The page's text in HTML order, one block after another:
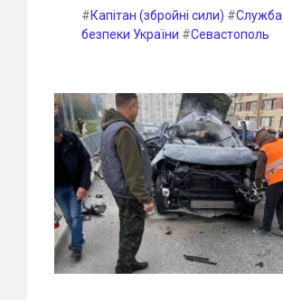
#Капітан (збройні сили) #Служба
безпеки України #Севастополь